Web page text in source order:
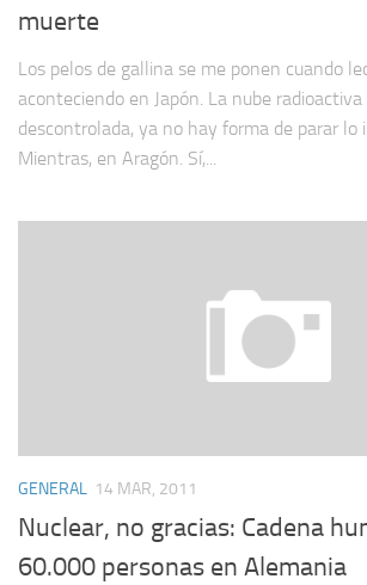
muerte
Los pelos de gallina se me ponen cuando
aconteciendo en Japón. La nube radioactiva
descontrolada, ya no hay forma de parar lo
Mientras, en Aragón. Sí,...
GENERAL 14 MAR, 2011
Nuclear, no gracias: Cadena
60.000 personas en Alemania